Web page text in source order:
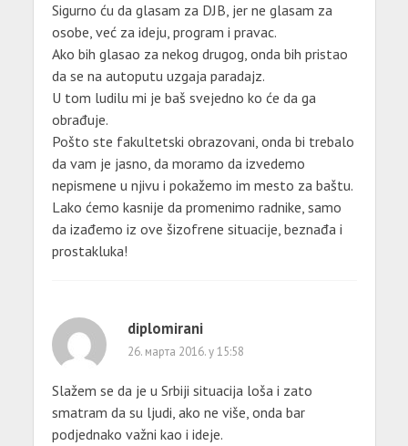
Sigurno ću da glasam za DJB, jer ne glasam za
osobe, već za ideju, program i pravac.
Ako bih glasao za nekog drugog, onda bih pristao
da se na autoputu uzgaja paradajz.
U tom ludilu mi je baš svejedno ko će da ga
obrađuje.
Pošto ste fakultetski obrazovani, onda bi trebalo
da vam je jasno, da moramo da izvedemo
nepismene u njivu i pokažemo im mesto za baštu.
Lako ćemo kasnije da promenimo radnike, samo
da izađemo iz ove šizofrene situacije, beznađa i
prostakluka!
diplomirani
26. марта 2016. у 15:58
Slažem se da je u Srbiji situacija loša i zato
smatram da su ljudi, ako ne više, onda bar
podjednako važni kao i ideje.